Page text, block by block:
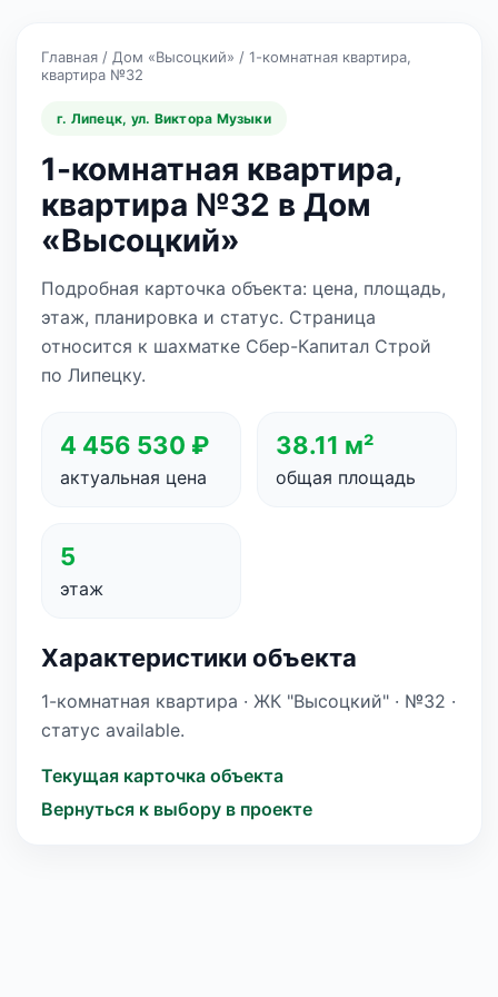
Главная / Дом «Высоцкий» / 1-комнатная квартира,
квартира №32
г. Липецк, ул. Виктора Музыки
1-комнатная квартира,
квартира №32 в Дом
«Высоцкий»
Подробная карточка объекта: цена, площадь,
этаж, планировка и статус. Страница
относится к шахматке Сбер-Капитал Строй
по Липецку.
4 456 530 ₽
актуальная цена
38.11 м²
общая площадь
5
этаж
Характеристики объекта
1-комнатная квартира · ЖК "Высоцкий" · №32 ·
статус available.
Текущая карточка объекта
Вернуться к выбору в проекте